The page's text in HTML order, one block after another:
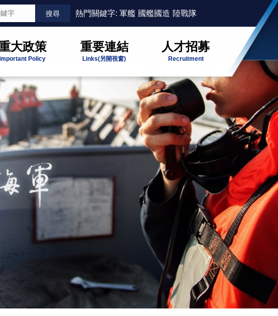
熱門關鍵字: 軍艦 國艦國造 陸戰隊
大政策
Policy
重要連結
Links(另開視窗)
人才招募
Recruitment